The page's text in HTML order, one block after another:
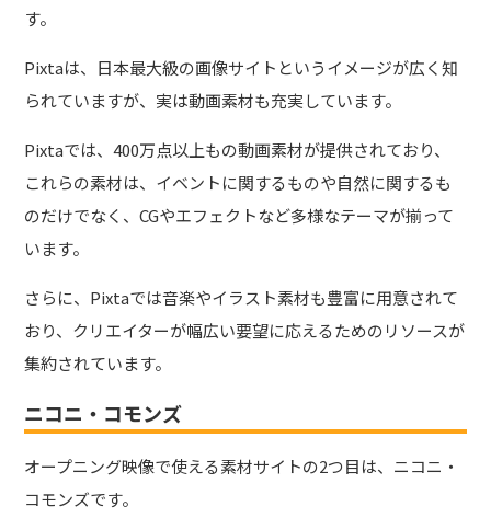
す。
Pixtaは、日本最大級の画像サイトというイメージが広く知
られていますが、実は動画素材も充実しています。
Pixtaでは、400万点以上もの動画素材が提供されており、
これらの素材は、イベントに関するものや自然に関するも
のだけでなく、CGやエフェクトなど多様なテーマが揃って
います。
さらに、Pixtaでは音楽やイラスト素材も豊富に用意されて
おり、クリエイターが幅広い要望に応えるためのリソースが
集約されています。
ニコニ・コモンズ
オープニング映像で使える素材サイトの2つ目は、ニコニ・
コモンズです。